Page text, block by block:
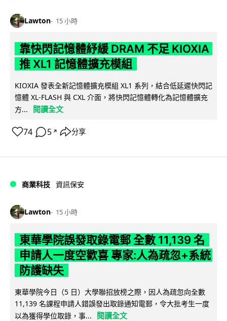
Lawton 15 小時
靠快閃記憶體紓緩 DRAM 不足 KIOXIA
推 XL1 記憶體擴充模組
KIOXIA 發表全新記憶體擴充模組 XL1 系列，結合低延遲快閃記
憶體 XL-FLASH 與 CXL 介面，將快閃記憶體轉化為記憶體擴充
方...
閱讀全文
74 5 ↗ 分享
商業科技 資訊保安
Lawton 15 小時
東華學院誤發取錄電郵 全數 11,139 名
申請人一度空歡喜 專家:人為疏忽+系統
防護缺失
東華學院今日（5 日）大學聯招放榜之際，因人為疏忽向全數
11,139 名課程申請人錯誤發出取錄通知電郵，令大批考生一度
以為獲得學位取錄，事...
閱讀全文